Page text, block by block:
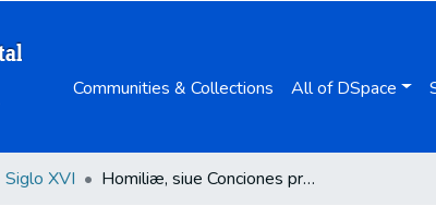
Communities & Collections All of DSpace
Siglo XVI Homiliæ, siue Conciones præstantissimorum Ecclesiæ Catholicæ Doctorum in totius anni Euangelia / ab Albino Flacco Alcuino ... collectae, et subinde ab aliis non parum auctae ; quibus nunc demum accesere in totius aequè anni Epistolas, Conciones exegeticae, opera F. Laurentij Surij Carthusiani ex praecipuis Patribus accuratè congestae ... ; accesit rerum et sententiarum index copiosissimus.